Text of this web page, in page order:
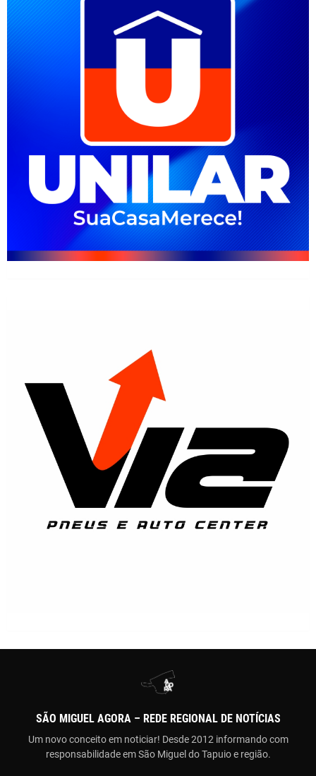
SÃO MIGUEL AGORA – REDE REGIONAL DE NOTÍCIAS
Um novo conceito em noticiar! Desde 2012 informando com
responsabilidade em São Miguel do Tapuio e região.